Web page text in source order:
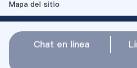
Mapa del sitio
Chat en línea